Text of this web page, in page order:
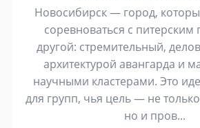
Новосибирск — город,
соревноваться с
другой: стремительный,
архитектурой авангарда и
научными кластерами. Это
для групп, чья цель — не
но и пров...